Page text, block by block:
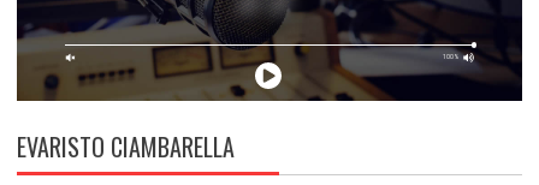
EVARISTO CIAMBARELLA